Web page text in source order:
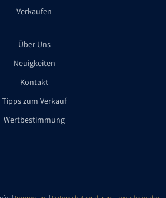
Verkaufen
Über Uns
Neuigkeiten
Kontakt
Tipps zum Verkauf
Wertbestimmung